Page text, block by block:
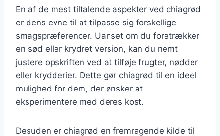
En af de mest tiltalende aspekter ved chiagrød
er dens evne til at tilpasse sig forskellige
smagspræferencer. Uanset om du foretrækker
en sød eller krydret version, kan du nemt
justere opskriften ved at tilføje frugter, nødder
eller krydderier. Dette gør chiagrød til en ideel
mulighed for dem, der ønsker at
eksperimentere med deres kost.
Desuden er chiagrød en fremragende kilde til